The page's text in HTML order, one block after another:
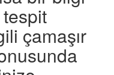
çamaşır